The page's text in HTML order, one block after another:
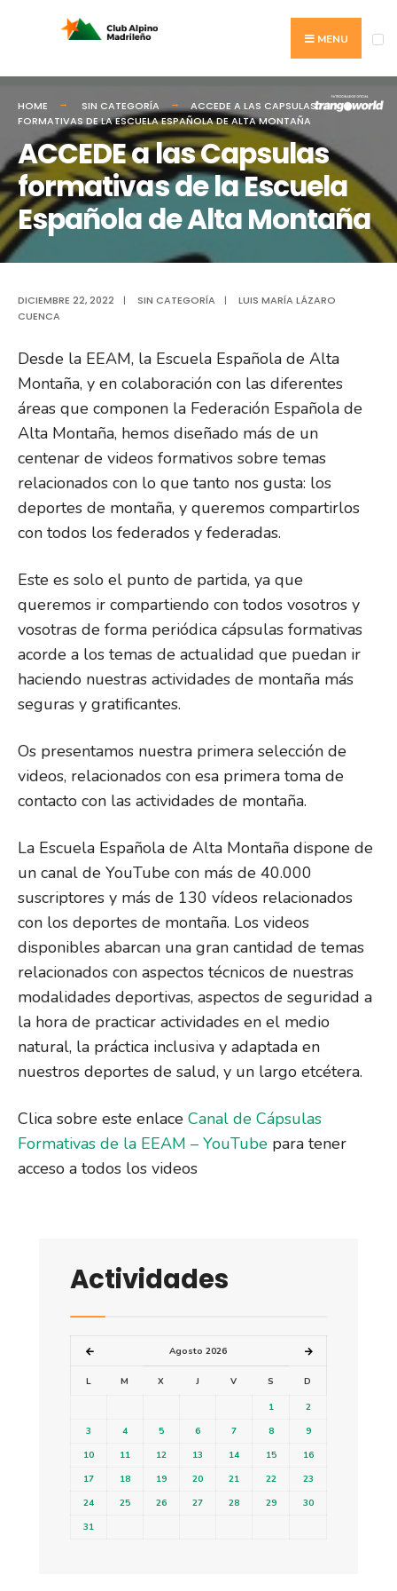
MENU
HOME SIN CATEGORÍA
ACCEDE A LAS CAPSULAS
FORMATIVAS DE LA ESCUELA ESPAÑOLA DE ALTA MONTAÑA
ACCEDE a las Capsulas
formativas de la Escuela
Española de Alta Montaña
DICIEMBRE 22, 2022 | SIN CATEGORÍA |
LUIS MARÍA LÁZARO
CUENCA
Desde la EEAM, la Escuela Española de Alta
Montaña, y en colaboración con las diferentes
áreas que componen la Federación Española de
Alta Montaña, hemos diseñado más de un
centenar de videos formativos sobre temas
relacionados con lo que tanto nos gusta: los
deportes de montaña, y queremos compartirlos
con todos los federados y federadas.
Este es solo el punto de partida, ya que
queremos ir compartiendo con todos vosotros y
vosotras de forma periódica cápsulas formativas
acorde a los temas de actualidad que puedan ir
haciendo nuestras actividades de montaña más
seguras y gratificantes.
Os presentamos nuestra primera selección de
videos, relacionados con esa primera toma de
contacto con las actividades de montaña.
La Escuela Española de Alta Montaña dispone de
un canal de YouTube con más de 40.000
suscriptores y más de 130 vídeos relacionados
con los deportes de montaña. Los videos
disponibles abarcan una gran cantidad de temas
relacionados con aspectos técnicos de nuestras
modalidades deportivas, aspectos de seguridad a
la hora de practicar actividades en el medio
natural, la práctica inclusiva y adaptada en
nuestros deportes de salud, y un largo etcétera.
Clica sobre este enlace Canal de Cápsulas
Formativas de la EEAM – YouTube para tener
acceso a todos los videos
Actividades
Agosto 2026
L M X J V S D
1
2
3
4 5 6 7 8
9
10
11 12 13 14 15
16
17
18 19 20 21 22
23
24
25 26 27 28 29
30
31
for: